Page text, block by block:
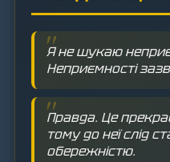
Я не шукаю
Неприємності
Правда. Це
тому до неї слід
обережністю.